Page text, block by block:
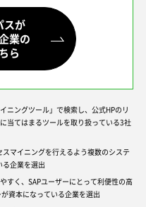
スが
業の
ら
ングツール」で検索し、公式HPのリ
当てはまるツールを取り扱っている3社
マイニングを行えるよう複数のシステ
企業を選出
すく、SAPユーザーにとって利便性の高
資本になっている企業を選出